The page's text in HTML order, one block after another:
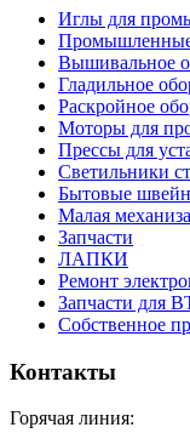
Иглы для
Вышивальное
Гладильное
Раскройное
Моторы для
Прессы для
Светильники
Бытовые
Малая
Запчасти
ЛАПКИ
Ремонт
Запчасти для
Собственное
Контакты
Горячая линия: